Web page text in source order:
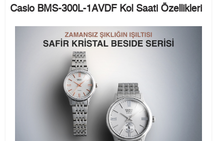
Casio BMS-300L-1AVDF Kol Saati Özellikleri